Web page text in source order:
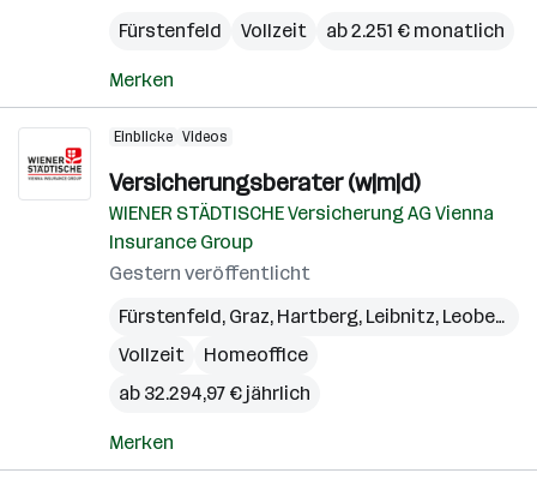
Fürstenfeld
Vollzeit ab 2.251 € monatlich
Merken
Einblicke Videos
Versicherungsberater (w|m|d)
WIENER STÄDTISCHE Versicherung AG Vienna
Insurance Group
Gestern veröffentlicht
Fürstenfeld, Graz, Hartberg, Leibnitz, Leoben
Vollzeit
Homeoffice
ab 32.294,97 € jährlich
Merken